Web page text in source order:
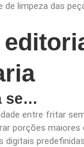
de limpeza das
se…
entre fritar
porções maiores
digitais